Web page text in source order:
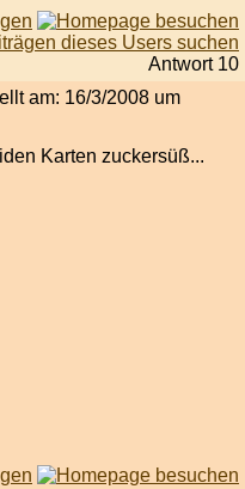
Antwort 10
am: 16/3/2008 um
Karten zuckersüß...